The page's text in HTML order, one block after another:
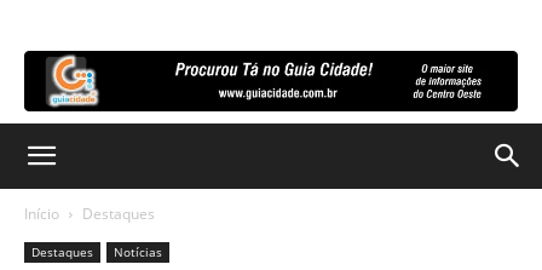
Início Destaques
Destaques Notícias